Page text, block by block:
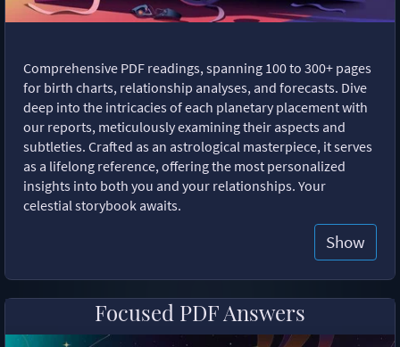
Comprehensive PDF readings, spanning 100 to 300+ pages
for birth charts, relationship analyses, and forecasts. Dive
deep into the intricacies of each planetary placement with
our reports, meticulously examining their aspects and
subtleties. Crafted as an astrological masterpiece, it serves
as a lifelong reference, offering the most personalized
insights into both you and your relationships. Your
celestial storybook awaits.
Show
Focused PDF Answers